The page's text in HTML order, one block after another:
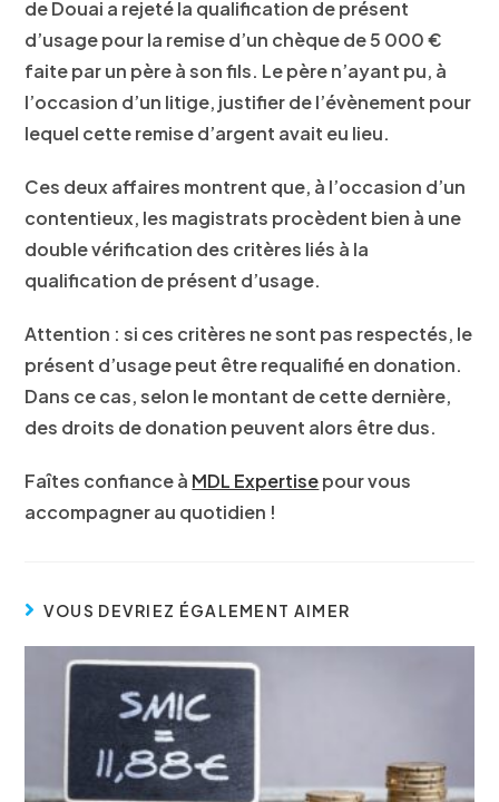
de Douai a rejeté la qualification de présent
d’usage pour la remise d’un chèque de 5 000 €
faite par un père à son fils. Le père n’ayant pu, à
l’occasion d’un litige, justifier de l’évènement pour
lequel cette remise d’argent avait eu lieu.
Ces deux affaires montrent que, à l’occasion d’un
contentieux, les magistrats procèdent bien à une
double vérification des critères liés à la
qualification de présent d’usage.
Attention : si ces critères ne sont pas respectés, le
présent d’usage peut être requalifié en donation.
Dans ce cas, selon le montant de cette dernière,
des droits de donation peuvent alors être dus.
Faîtes confiance à MDL Expertisepour vous
accompagner au quotidien !
VOUS DEVRIEZ ÉGALEMENT AIMER